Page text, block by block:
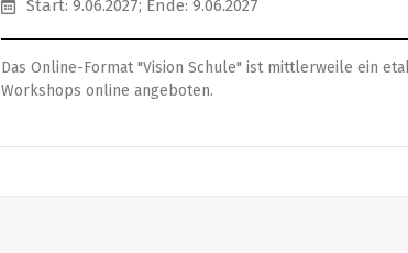
Start: 9.06.2027; Ende: 9.06.2027
Das Online-Format "Vision Schule" ist mittlerweile ein
Workshops online angeboten.